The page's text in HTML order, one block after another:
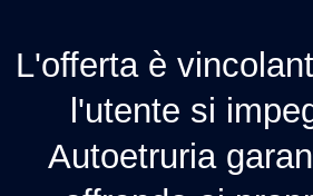
L'offerta è
l'utente si
Autoetruria